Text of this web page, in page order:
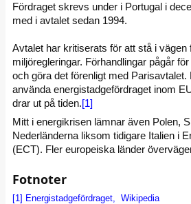
Fördraget skrevs under i Portugal i
med i avtalet sedan 1994.
Avtalet har kritiserats för att stå i vägen
miljöregleringar. Förhandlingar pågår
och göra det förenligt med
använda energi­stadge­fördraget inom
drar ut på tiden.[1]
Mitt i energikrisen lämnar även Polen,
Nederländerna liksom tidigare Italien i
(ECT). Fler europeiska länder
Fotnoter
[1] Energistadgefördraget, Wikipedia